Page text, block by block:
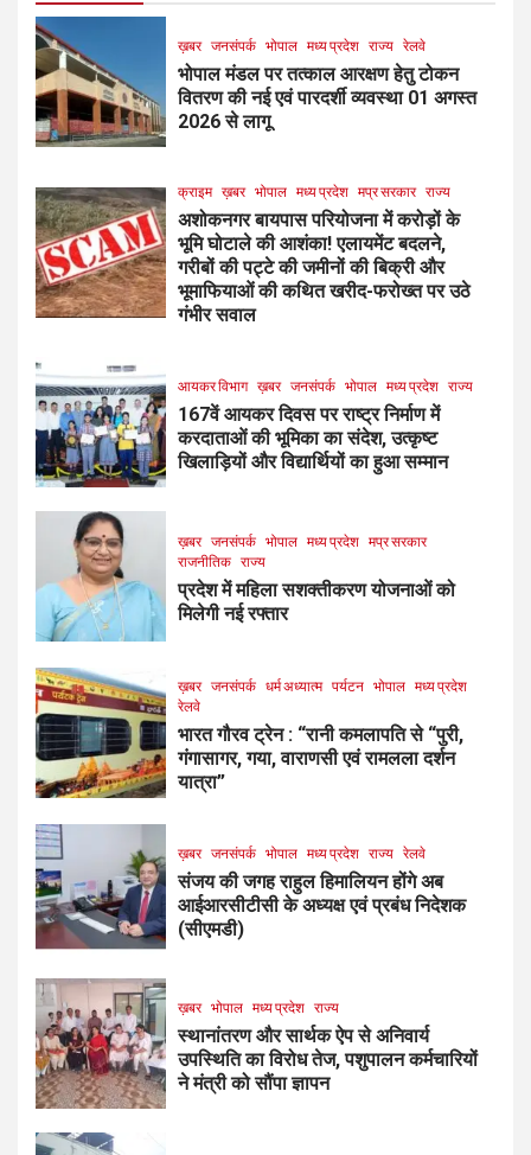
ख़बर जनसंपर्क भोपाल मध्य प्रदेश राज्य रेलवे
भोपाल मंडल पर तत्काल आरक्षण हेतु टोकन
वितरण की नई एवं पारदर्शी व्यवस्था 01 अगस्त
2026 से लागू
क्राइम ख़बर भोपाल मध्य प्रदेश मप्र सरकार राज्य
अशोकनगर बायपास परियोजना में करोड़ों के
भूमि घोटाले की आशंका! एलायमेंट बदलने,
गरीबों की पट्टे की जमीनों की बिक्री और
भूमाफियाओं की कथित खरीद-फरोख्त पर उठे
गंभीर सवाल
आयकर विभाग ख़बर जनसंपर्क भोपाल मध्य प्रदेश राज्य
167वें आयकर दिवस पर राष्ट्र निर्माण में
करदाताओं की भूमिका का संदेश, उत्कृष्ट
खिलाड़ियों और विद्यार्थियों का हुआ सम्मान
ख़बर जनसंपर्क भोपाल मध्य प्रदेश मप्र सरकार
राजनीतिक राज्य
प्रदेश में महिला सशक्तीकरण योजनाओं को
मिलेगी नई रफ्तार
ख़बर जनसंपर्क धर्म अध्यात्म पर्यटन भोपाल मध्य प्रदेश
रेलवे
भारत गौरव ट्रेन : “रानी कमलापति से “पुरी,
गंगासागर, गया, वाराणसी एवं रामलला दर्शन
यात्रा”
ख़बर जनसंपर्क भोपाल मध्य प्रदेश राज्य रेलवे
संजय की जगह राहुल हिमालियन होंगे अब
आईआरसीटीसी के अध्यक्ष एवं प्रबंध निदेशक
(सीएमडी)
ख़बर भोपाल मध्य प्रदेश राज्य
स्थानांतरण और सार्थक ऐप से अनिवार्य
उपस्थिति का विरोध तेज, पशुपालन कर्मचारियों
ने मंत्री को सौंपा ज्ञापन